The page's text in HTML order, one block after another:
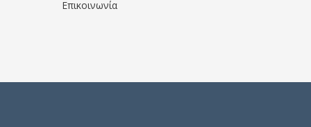
Επικοινωνία